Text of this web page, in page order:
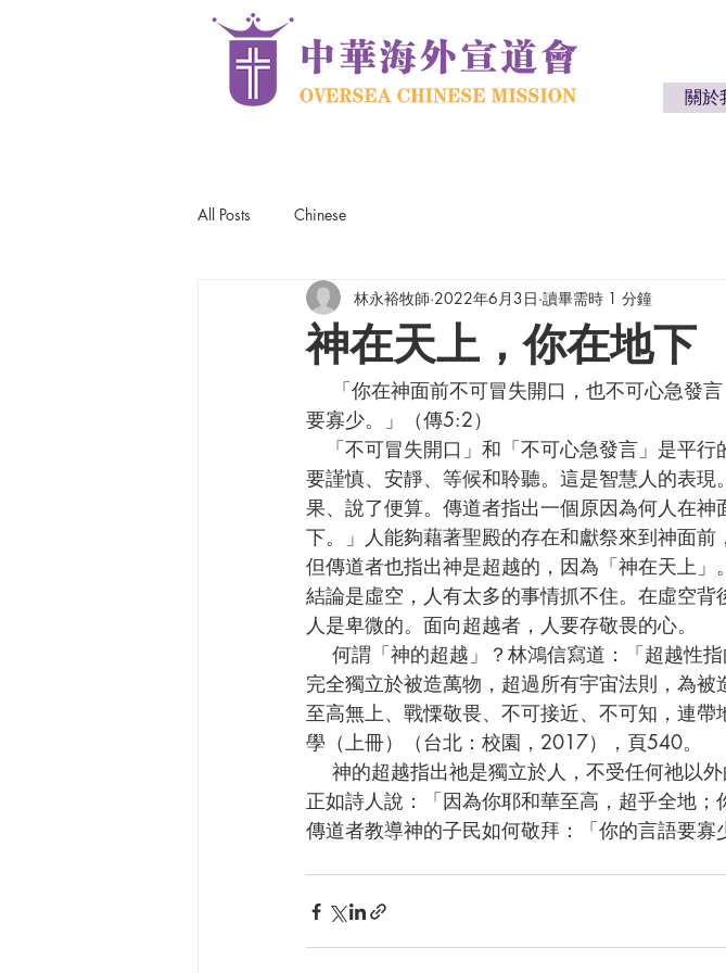
關於
All Posts Chinese
神在天上，你在地下
林永裕牧師 2022年6月3日 讀畢需時 1 分鐘
要寡少。」（傳5:2）
要謹慎、安靜、等候和聆聽。這是智慧人的表
果、說了便算。傳道者指出一個原因為何人在
下。」人能夠藉著聖殿的存在和獻祭來到神面前
但傳道者也指出神是超越的，因為「神在天上」
結論是虛空，人有太多的事情抓不住。在虛空
人是卑微的。面向超越者，人要存敬畏的心。
完全獨立於被造萬物，超過所有宇宙法則，為被
至高無上、戰慄敬畏、不可接近、不可知，連
學（上冊）（台北：校園，2017），頁540。
正如詩人說：「因為你耶和華至高，超乎全地
傳道者教導神的子民如何敬拜：「你的言語要寡